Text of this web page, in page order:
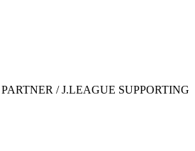
/ J.LEAGUE SUPPORTING